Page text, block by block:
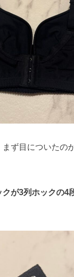
ず目についたの
クが3列ホックの4